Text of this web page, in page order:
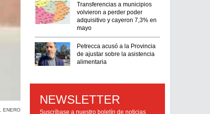
,ENERO
Transferencias a municipios
volvieron a perder poder
adquisitivo y cayeron 7,3% en
mayo
Petrecca acusó a la Provincia
de ajustar sobre la asistencia
alimentaria
NEWSLETTER
Suscríbase a nuestro boletín de noticias